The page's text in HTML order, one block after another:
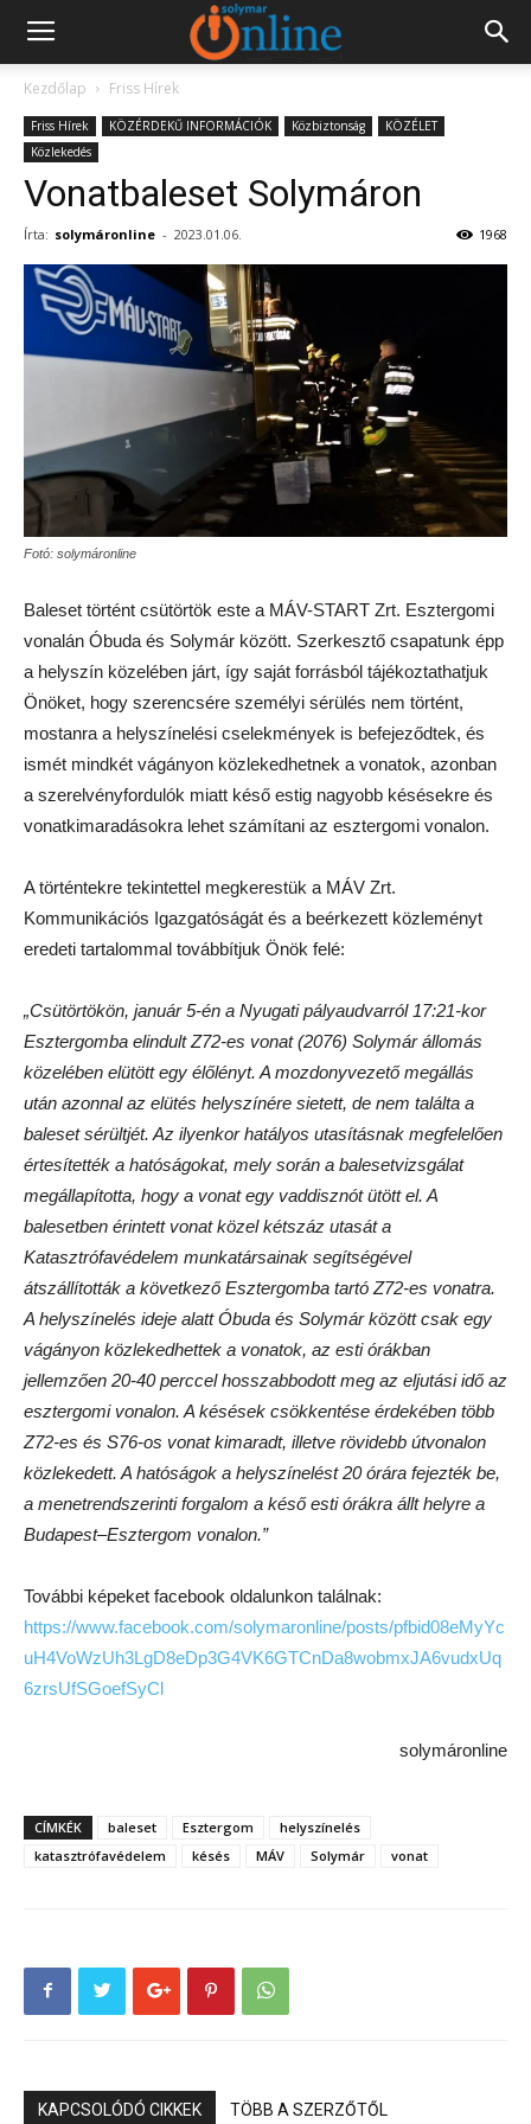
Kezdőlap Friss Hírek
Friss Hírek KÖZÉRDEKŰ INFORMÁCIÓK Közbiztonság
KÖZÉLET
Közlekedés
Vonatbaleset Solymáron
Írta: solymáronline - 2023.01.06. 1968
Fotó: solymáronline
Baleset történt csütörtök este a MÁV-START Zrt. Esztergomi
vonalán Óbuda és Solymár között. Szerkesztő csapatunk épp
a helyszín közelében járt, így saját forrásból tájékoztathatjuk
Önöket, hogy szerencsére személyi sérülés nem történt,
mostanra a helyszínelési cselekmények is befejeződtek, és
ismét mindkét vágányon közlekedhetnek a vonatok, azonban
a szerelvényfordulók miatt késő estig nagyobb késésekre és
vonatkimaradásokra lehet számítani az esztergomi vonalon.
A történtekre tekintettel megkerestük a MÁV Zrt.
Kommunikációs Igazgatóságát és a beérkezett közleményt
eredeti tartalommal továbbítjuk Önök felé:
„Csütörtökön, január 5-én a Nyugati pályaudvarról 17:21-kor
Esztergomba elindult Z72-es vonat (2076) Solymár állomás
közelében elütött egy élőlényt. A mozdonyvezető megállás
után azonnal az elütés helyszínére sietett, de nem találta a
baleset sérültjét. Az ilyenkor hatályos utasításnak megfelelően
értesítették a hatóságokat, mely során a balesetvizsgálat
megállapította, hogy a vonat egy vaddisznót ütött el. A
balesetben érintett vonat közel kétszáz utasát a
Katasztrófavédelem munkatársainak segítségével
átszállították a következő Esztergomba tartó Z72-es vonatra.
A helyszínelés ideje alatt Óbuda és Solymár között csak egy
vágányon közlekedhettek a vonatok, az esti órákban
jellemzően 20-40 perccel hosszabbodott meg az eljutási idő az
esztergomi vonalon. A késések csökkentése érdekében több
Z72-es és S76-os vonat kimaradt, illetve rövidebb útvonalon
közlekedett. A hatóságok a helyszínelést 20 órára fejezték be,
a menetrendszerinti forgalom a késő esti órákra állt helyre a
Budapest–Esztergom vonalon.”
További képeket facebook oldalunkon találnak:
https://www.facebook.com/solymaronline/posts/pfbid08eMyYc
uH4VoWzUh3LgD8eDp3G4VK6GTCnDa8wobmxJA6vudxUq
6zrsUfSGoefSyCl
solymáronline
CÍMKÉK baleset Esztergom
helyszínelés
katasztrófavédelem
késés MÁV Solymár vonat
KAPCSOLÓDÓ CIKKEK TÖBB A SZERZŐTŐL